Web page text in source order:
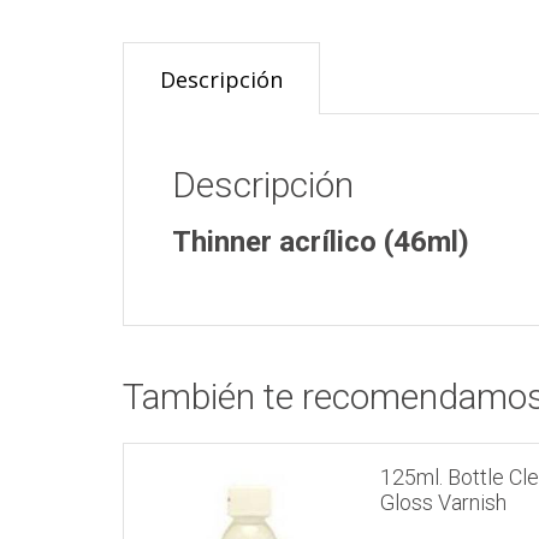
Descripción
Descripción
Thinner acrílico (46ml)
También te
125ml. Bottle
Gloss Varnish